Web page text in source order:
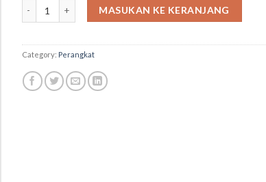
MASUKAN KE KERANJANG
Category: Perangkat